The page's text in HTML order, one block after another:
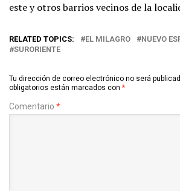
este y otros barrios vecinos de la
RELATED TOPICS: EL MILAGRO NUEVO
SURORIENTE
Tu dirección de correo electrónico no será
obligatorios están marcados con *
Comentario *